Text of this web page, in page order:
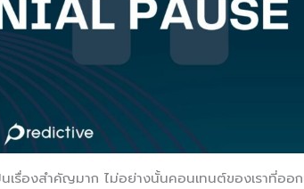
รื่องสำคัญมาก ไม่อย่างนั้นคอนเทนต์ของเราที่ออก